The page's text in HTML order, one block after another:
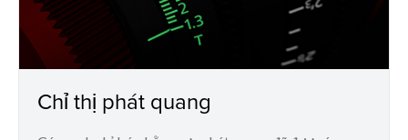
Chỉ thị phát quang